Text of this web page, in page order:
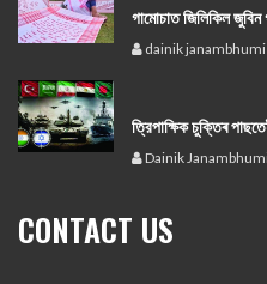
গামোচাত জিলিকিল জুবিন
dainik janambhumi
ত্রিপাক্ষিক চুক্তিৰ
Dainik
CONTACT US